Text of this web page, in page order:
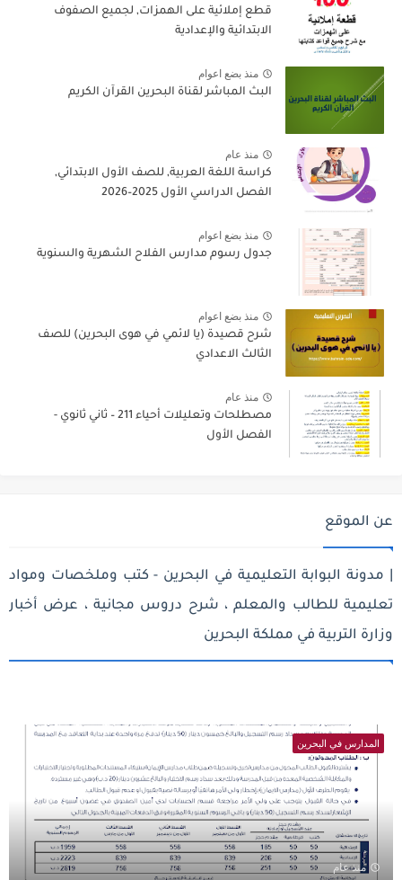
قطع إملائية على الهمزات, لجميع الصفوف
الابتدائية والإعدادية
منذ بضع اعوام
البث المباشر لقناة البحرين القرآن الكريم
منذ عام
كراسة اللغة العربية, للصف الأول الابتدائي,
الفصل الدراسي الأول 2025–2026
منذ بضع اعوام
جدول رسوم مدارس الفلاح الشهرية والسنوية
منذ بضع اعوام
شرح قصيدة (يا لائمي في هوى البحرين) للصف
الثالث الاعدادي
منذ عام
مصطلحات وتعليلات أحياء 211 – ثاني ثانوي -
الفصل الأول
عن الموقع
| مدونة البوابة التعليمية في البحرين - كتب وملخصات ومواد
تعليمية للطالب والمعلم ، شرح دروس مجانية ، عرض أخبار
وزارة التربية في مملكة البحرين
المدارس في البحرين
منذ عام